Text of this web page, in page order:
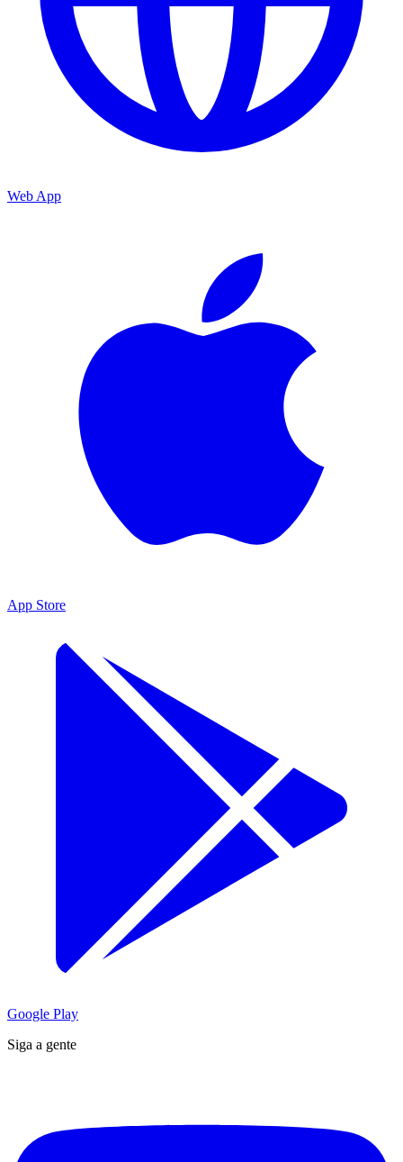
Web App
App Store
Google Play
Siga a gente